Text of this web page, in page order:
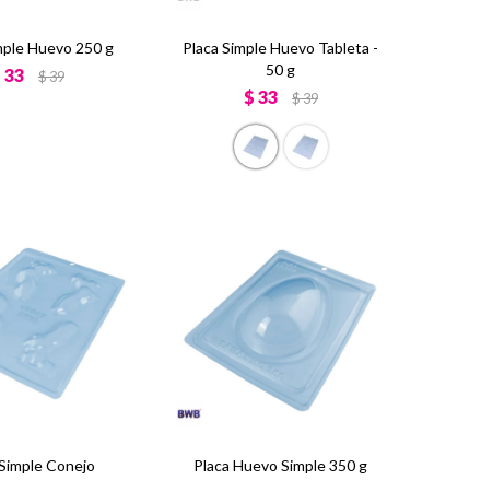
Huevo 250 g
33 $39
Placa Simple Huevo Tableta -
50 g
$ 33 $39
Conejo Placa Huevo Simple 350 g